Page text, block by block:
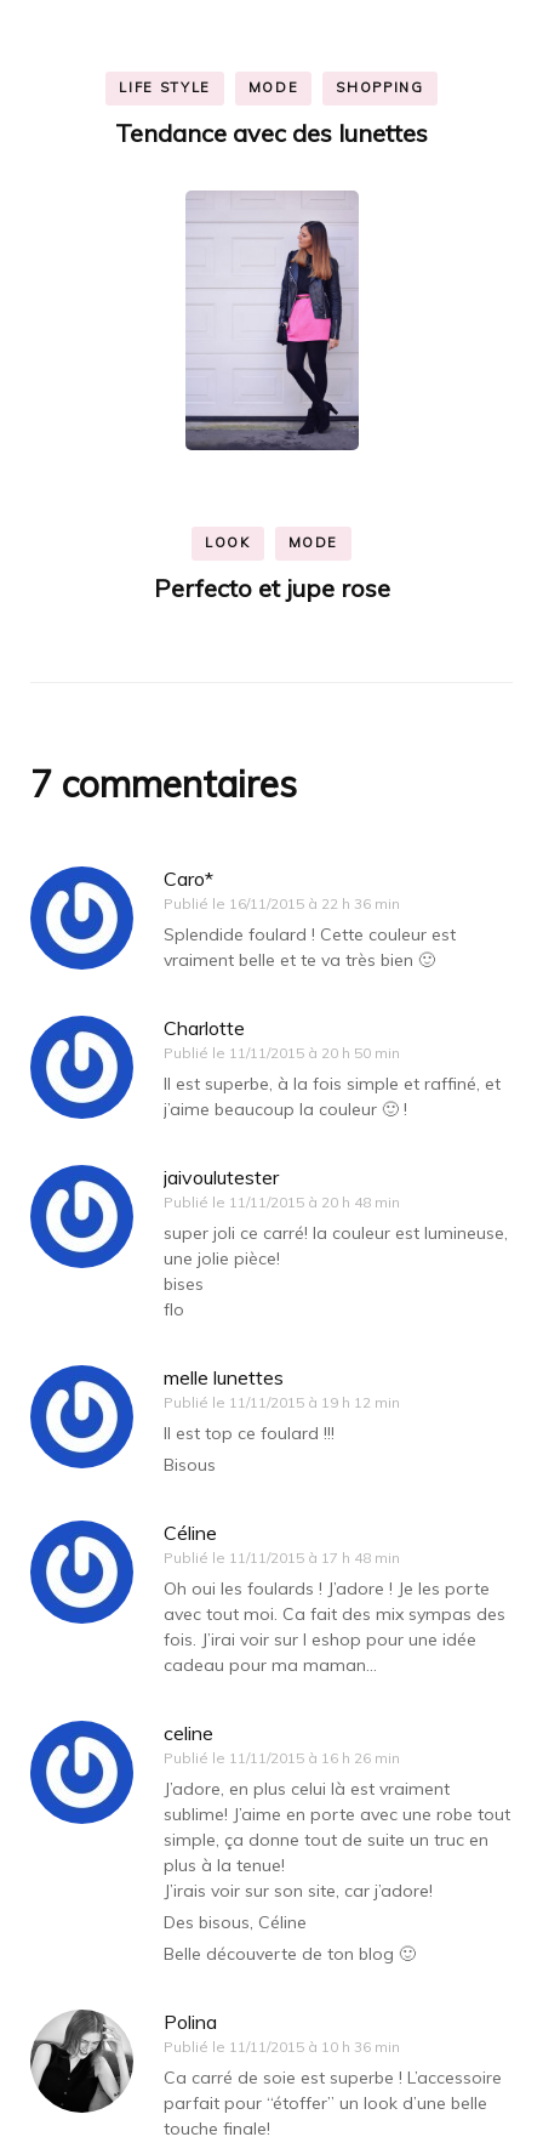
LIFE STYLE MODE SHOPPING
Tendance avec des lunettes
LOOK MODE
Perfecto et jupe rose
7 commentaires
Caro*
Publié le 16/11/2015 à 22 h 36 min
Splendide foulard ! Cette couleur est
vraiment belle et te va très bien 🙂
Charlotte
Publié le 11/11/2015 à 20 h 50 min
Il est superbe, à la fois simple et raffiné, et
j’aime beaucoup la couleur 🙂 !
jaivoulutester
Publié le 11/11/2015 à 20 h 48 min
super joli ce carré! la couleur est lumineuse,
une jolie pièce!
bises
flo
melle lunettes
Publié le 11/11/2015 à 19 h 12 min
Il est top ce foulard !!!
Bisous
Céline
Publié le 11/11/2015 à 17 h 48 min
Oh oui les foulards ! J’adore ! Je les porte
avec tout moi. Ca fait des mix sympas des
fois. J’irai voir sur l eshop pour une idée
cadeau pour ma maman…
celine
Publié le 11/11/2015 à 16 h 26 min
J’adore, en plus celui là est vraiment
sublime! J’aime en porte avec une robe tout
simple, ça donne tout de suite un truc en
plus à la tenue!
J’irais voir sur son site, car j’adore!
Des bisous, Céline
Belle découverte de ton blog 🙂
Polina
Publié le 11/11/2015 à 10 h 36 min
Ca carré de soie est superbe ! L’accessoire
parfait pour “étoffer” un look d’une belle
touche finale!